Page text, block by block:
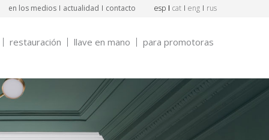
en los medios actualidad contacto esp cat eng rus
restauración llave en mano para promotoras